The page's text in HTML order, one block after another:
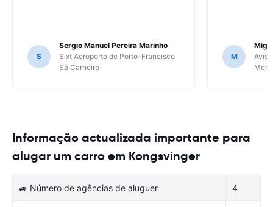
S
Sergio Manuel Pereira Marinho
Sixt Aeroporto de Porto-Francisco
Sá Carneiro
M
Avis
Informação actualizada importante para
alugar um carro em Kongsvinger
🚙 Número de agências de aluguer 4